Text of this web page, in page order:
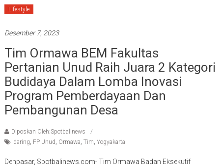
Lifestyle
Desember 7, 2023
Tim Ormawa BEM Fakultas
Pertanian Unud Raih Juara 2 Kategori
Budidaya Dalam Lomba Inovasi
Program Pemberdayaan Dan
Pembangunan Desa
Diposkan Oleh:Spotbalinews
daring, FP Unud, Ormawa, Tim, Yogyakarta
Denpasar, Spotbalinews.com- Tim Ormawa Badan Eksekutif